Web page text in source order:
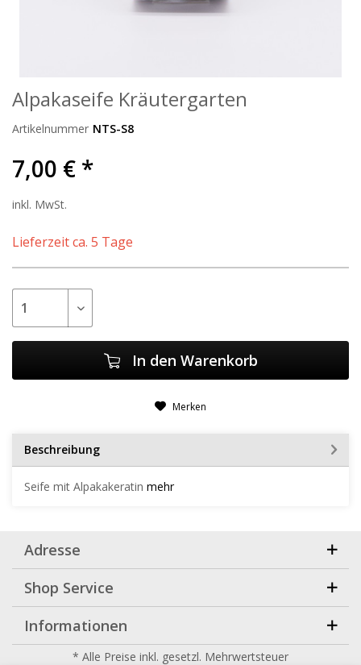
Alpakaseife Kräutergarten
Artikelnummer NTS-S8
7,00 € *
inkl. MwSt.
Lieferzeit ca. 5 Tage
In den Warenkorb
Merken
Beschreibung
Seife mit Alpakakeratin mehr
Adresse
Shop Service
Informationen
* Alle Preise inkl. gesetzl. Mehrwertsteuer